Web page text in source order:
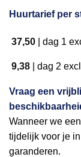
Huurtarief per
37,50 dag 1
9,38 dag 2
Vraag een
Wanneer we
tijdelijk voor je
garanderen.